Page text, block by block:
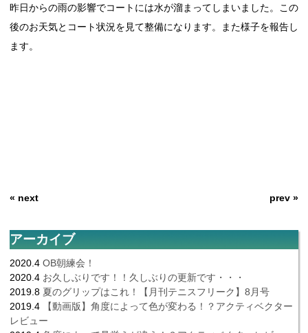
昨日からの雨の影響でコートには水が溜まってしまいました。この
後のお天気とコート状況を見て整備になります。また様子を報告し
ます。
« next prev »
アーカイブ
2020.4 OB朝練会！
2020.4 お久しぶりです！！久しぶりの更新です・・・
2019.8 夏のグリップはこれ！【月刊テニスフリーク】8月号
2019.4
【動画版】角度によって色が変わる！？アクティベクター
レビュー